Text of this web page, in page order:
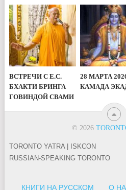
ВСТРЕЧИ С Е.С.
БХАКТИ БРИНГА
ГОВИНДОЙ СВАМИ
28 МАРТА
КАМАДА
© 2026
TORONTO YATRA | ISKCON
RUSSIAN-SPEAKING TORONTO
КНИГИ НА РУССКОМ О